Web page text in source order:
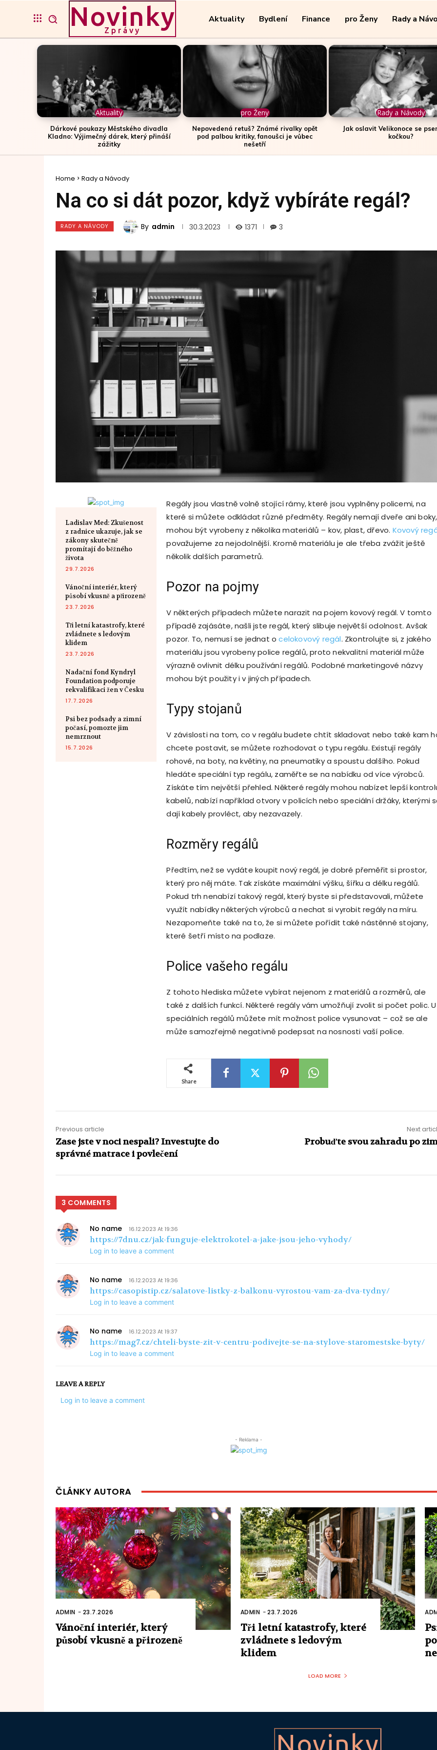
Novinky
Zprávy
Aktuality Bydlení Finance pro Ženy Rady a
Aktuality
Dárkové poukazy Městského divadla
Kladno: Výjimečný dárek, který přináší
zážitky
pro Ženy
Nepovedená retuš? Známé rivalky opět
pod palbou kritiky, fanoušci je vůbec
nešetří
Rady a Návody
Jak oslavit Velikonoce se
kočkou?
Home Rady a Návody
Na co si dát pozor, když vybíráte regál?
RADY A NÁVODY By admin 30.3.2023 1371 3
Ladislav Med: Zkušenost
z radnice ukazuje, jak se
zákony skutečně
promítají do běžného
života
29.7.2026
Vánoční interiér, který
působí vkusně a přirozeně
23.7.2026
Tři letní katastrofy, které
zvládnete s ledovým
klidem
23.7.2026
Nadační fond Kyndryl
Foundation podporuje
rekvalifikaci žen v Česku
17.7.2026
Psi bez podsady a zimní
počasí, pomozte jim
nemrznout
15.7.2026
Regály jsou vlastně volně stojící rámy, které jsou vyplněny policemi, na
které si můžete odkládat různé předměty. Regály nemají dveře ani boky,
mohou být vyrobeny z několika materiálů – kov, plast, dřevo. Kovový
považujeme za nejodolnější. Kromě materiálu je ale třeba zvážit ještě
několik dalších parametrů.
Pozor na pojmy
V některých případech můžete narazit na pojem kovový regál. V tomto
případě zajásáte, našli jste regál, který slibuje největší odolnost. Avšak
pozor. To, nemusí se jednat ocelokovový regál. Zkontrolujte si, z jakého
materiálu jsou vyrobeny police regálů, proto nekvalitní materiál může
výrazně ovlivnit délku používání regálů. Podobné marketingové názvy
mohou být použity i v jiných případech.
Typy stojanů
V závislosti na tom, co v regálu budete chtít skladovat nebo také kam
chcete postavit, se můžete rozhodovat o typu regálu. Existují regály
rohové, na boty, na květiny, na pneumatiky a spoustu dalšího. Pokud
hledáte speciální typ regálu, zaměřte se na nabídku od více výrobců.
Získáte tím největší přehled. Některé regály mohou nabízet lepší
kabelů, nabízí například otvory v policích nebo speciální držáky, kterými
dají kabely provléct, aby nezavazely.
Rozměry regálů
Předtím, než se vydáte koupit nový regál, je dobré přeměřit si prostor,
který pro něj máte. Tak získáte maximální výšku, šířku a délku regálů.
Pokud trh nenabízí takový regál, který byste si představovali, můžete
využít nabídky některých výrobců a nechat si vyrobit regály na míru.
Nezapomeňte také na to, že si můžete pořídit také nástěnné stojany,
které šetří místo na podlaze.
Police vašeho regálu
Z tohoto hlediska můžete vybírat nejenom z materiálů a rozměrů, ale
také z dalších funkcí. Některé regály vám umožňují zvolit si počet polic. U
speciálních regálů můžete mít možnost police vysunovat – což se ale
může samozřejmě negativně podepsat na nosnosti vaší police.
Share
Previous article
Zase jste v noci nespali? Investujte do
správné matrace i povlečení
Next
Probuďte svou zahradu po
3 COMMENTS
No name 16.12.2023 At 19:36
https://7dnu.cz/jak-funguje-elektrokotel-a-jake-jsou-jeho-vyhody/
Log in to leave a comment
No name 16.12.2023 At 19:36
https://casopistip.cz/salatove-listky-z-balkonu-vyrostou-vam-za-dva-tydny/
Log in to leave a comment
No name 16.12.2023 At 19:37
https://mag7.cz/chteli-byste-zit-v-centru-podivejte-se-na-stylove-staromestske-byty/
Log in to leave a comment
LEAVE A REPLY
Log in to leave a comment
- Reklama -
ČLÁNKY AUTORA
ADMIN - 23.7.2026
Vánoční interiér, který
působí vkusně a přirozeně
ADMIN -23.7.2026
Tři letní katastrofy, které
zvládnete s ledovým
klidem
LOAD MORE
Novinky